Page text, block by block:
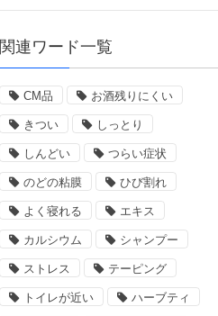
関連ワード一覧
CM品 お酒残りにくい
きつい しっとり
しんどい つらい症状
のどの粘膜 ひび割れ
よく寝れる エキス
カルシウム シャンプー
ストレス テーピング
トイレが近い ハーブティ